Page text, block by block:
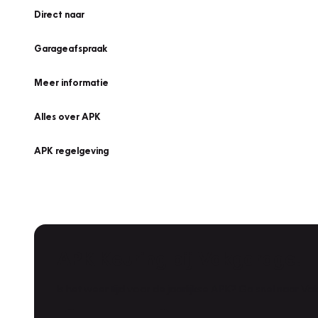
Direct naar
Garageafspraak
Meer informatie
Alles over APK
APK regelgeving